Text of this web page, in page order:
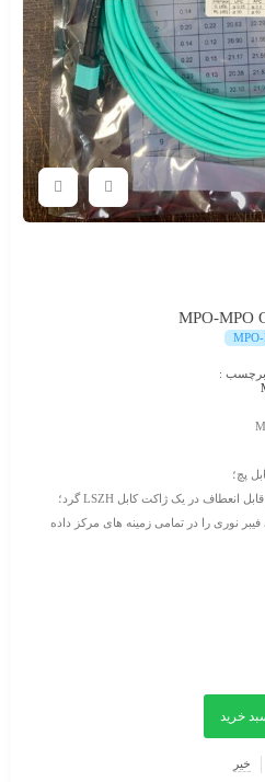
برچسب :
نوری را در تمامی زمینه های مرکز داده
خرید
خیر